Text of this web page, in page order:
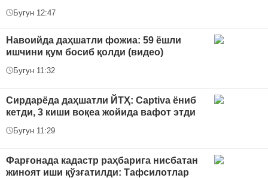
Бугун 12:47
Навоийда даҳшатли фожиа: 59 ёшли
ишчини қум босиб қолди (видео)
Бугун 11:32
Сирдарёда даҳшатли ЙТҲ: Captiva ёниб
кетди, 3 киши воқеа жойида вафот этди
Бугун 11:29
Фарғонада кадастр раҳбарига нисбатан
жиноят иши қўзғатилди: Тафсилотлар